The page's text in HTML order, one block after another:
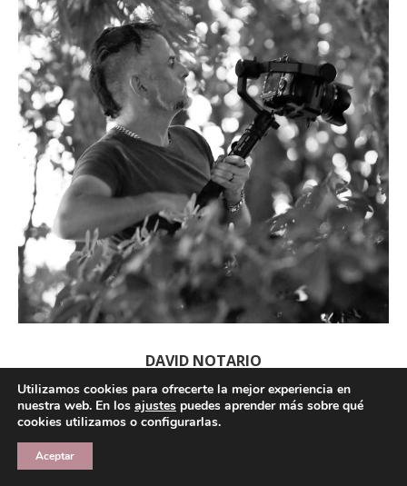
DAVID NOTARIO
VIDEÓGRAFO
Utilizamos cookies para ofrecerte la mejor experiencia en
nuestra web. En los ajustes puedes aprender más sobre qué
cookies utilizamos o configurarlas.
Aceptar